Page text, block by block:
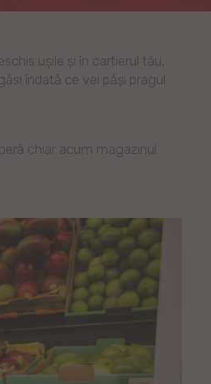
ușile și în cartierul tău,
îndată ce vei păși pragul
chiar acum magazinul